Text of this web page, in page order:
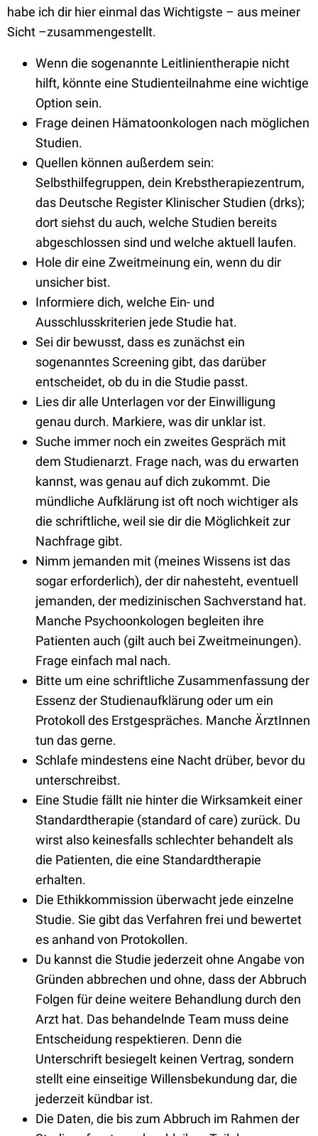
habe ich dir hier einmal das Wichtigste – aus meiner
Sicht –zusammengestellt.
Wenn die sogenannte Leitlinientherapie nicht
hilft, könnte eine Studienteilnahme eine wichtige
Option sein.
Frage deinen Hämatoonkologen nach möglichen
Studien.
Quellen können außerdem sein:
Selbsthilfegruppen, dein Krebstherapiezentrum,
das Deutsche Register Klinischer Studien (drks);
dort siehst du auch, welche Studien bereits
abgeschlossen sind und welche aktuell laufen.
Hole dir eine Zweitmeinung ein, wenn du dir
unsicher bist.
Informiere dich, welche Ein- und
Ausschlusskriterien jede Studie hat.
Sei dir bewusst, dass es zunächst ein
sogenanntes Screening gibt, das darüber
entscheidet, ob du in die Studie passt.
Lies dir alle Unterlagen vor der Einwilligung
genau durch. Markiere, was dir unklar ist.
Suche immer noch ein zweites Gespräch mit
dem Studienarzt. Frage nach, was du erwarten
kannst, was genau auf dich zukommt. Die
mündliche Aufklärung ist oft noch wichtiger als
die schriftliche, weil sie dir die Möglichkeit zur
Nachfrage gibt.
Nimm jemanden mit (meines Wissens ist das
sogar erforderlich), der dir nahesteht, eventuell
jemanden, der medizinischen Sachverstand hat.
Manche Psychoonkologen begleiten ihre
Patienten auch (gilt auch bei Zweitmeinungen).
Frage einfach mal nach.
Bitte um eine schriftliche Zusammenfassung der
Essenz der Studienaufklärung oder um ein
Protokoll des Erstgespräches. Manche ÄrztInnen
tun das gerne.
Schlafe mindestens eine Nacht drüber, bevor du
unterschreibst.
Eine Studie fällt nie hinter die Wirksamkeit einer
Standardtherapie (standard of care) zurück. Du
wirst also keinesfalls schlechter behandelt als
die Patienten, die eine Standardtherapie
erhalten.
Die Ethikkommission überwacht jede einzelne
Studie. Sie gibt das Verfahren frei und bewertet
es anhand von Protokollen.
Du kannst die Studie jederzeit ohne Angabe von
Gründen abbrechen und ohne, dass der Abbruch
Folgen für deine weitere Behandlung durch den
Arzt hat. Das behandelnde Team muss deine
Entscheidung respektieren. Denn die
Unterschrift besiegelt keinen Vertrag, sondern
stellt eine einseitige Willensbekundung dar, die
jederzeit kündbar ist.
Die Daten, die bis zum Abbruch im Rahmen der